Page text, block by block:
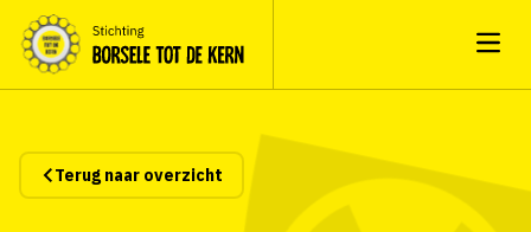
Terug naar overzicht